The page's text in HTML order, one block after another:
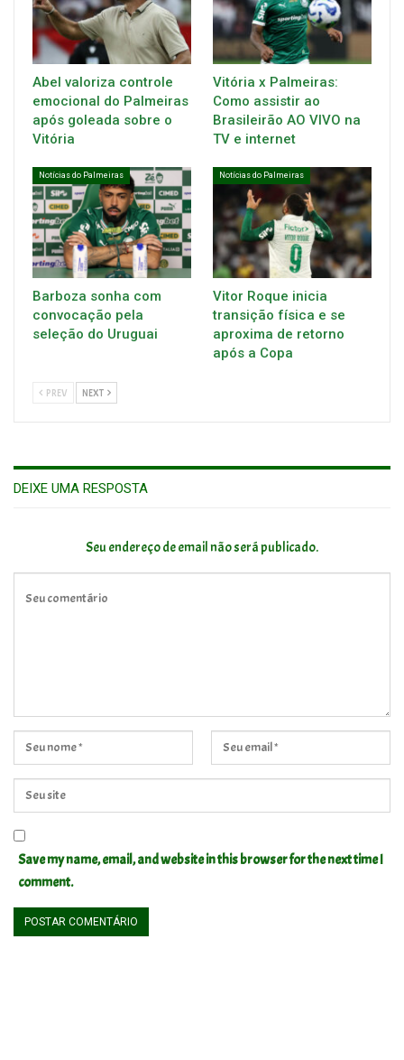
Abel valoriza controle
emocional do Palmeiras
após goleada sobre o
Vitória
Vitória x Palmeiras:
Como assistir ao
Brasileirão AO VIVO na
TV e internet
Notícias do Palmeiras
Barboza sonha com
convocação pela
seleção do Uruguai
Notícias do Palmeiras
Vitor Roque inicia
transição física e se
aproxima de retorno
após a Copa
PREV NEXT
DEIXE UMA RESPOSTA
Seu endereço de email não será publicado.
Save my name, email, and website in this browser for the next time I
comment.